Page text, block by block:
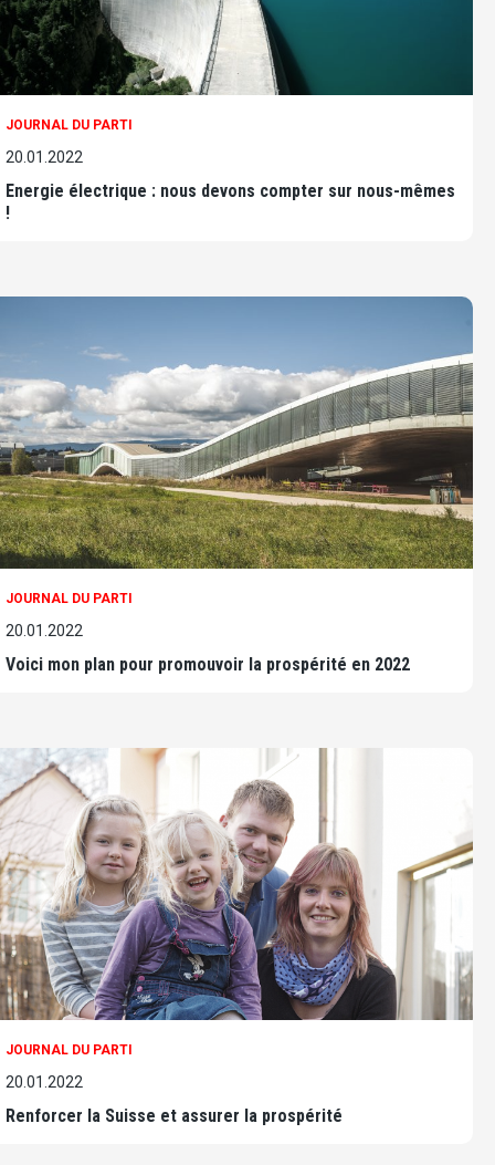
JOURNAL DU PARTI
20.01.2022
Energie électrique : nous devons compter sur nous-mêmes
!
JOURNAL DU PARTI
20.01.2022
Voici mon plan pour promouvoir la prospérité en 2022
JOURNAL DU PARTI
20.01.2022
Renforcer la Suisse et assurer la prospérité